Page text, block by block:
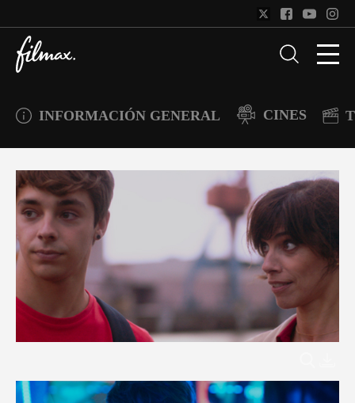
INFORMACIÓN GENERAL CINES